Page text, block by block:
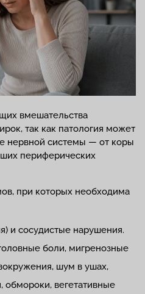
вмешательства
так как патология может
нервной системы — от коры
периферических
при которых необходима
и сосудистые нарушения.
боли, мигренозные
шум в ушах,
вегетативные